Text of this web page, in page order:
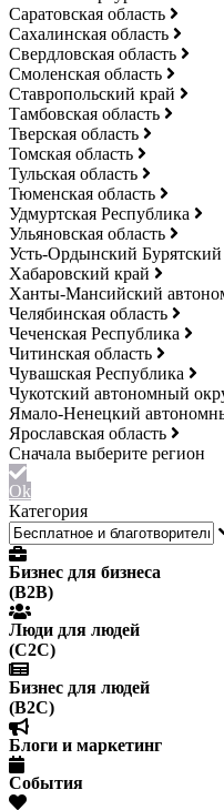
Саратовская область
Сахалинская область
Свердловская область
Смоленская область
Ставропольский край
Тамбовская область
Тверская область
Томская область
Тульская область
Тюменская область
Удмуртская Республика
Ульяновская область
Усть-Ордынский Бурятский
Хабаровский край
Ханты-Мансийский
Челябинская область
Чеченская Республика
Читинская область
Чувашская Республика
Чукотский автономный
Ямало-Ненецкий
Ярославская область
Ok
Категория
Бизнес для бизнеса
(B2B)
Люди для людей
(С2С)
Бизнес для людей
(B2C)
Блоги и маркетинг
События